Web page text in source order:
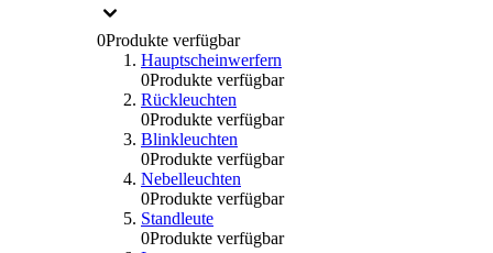
0Produkte verfügbar
Hauptscheinwerfern
0Produkte verfügbar
Rückleuchten
0Produkte verfügbar
Blinkleuchten
0Produkte verfügbar
Nebelleuchten
0Produkte verfügbar
Standleute
0Produkte verfügbar